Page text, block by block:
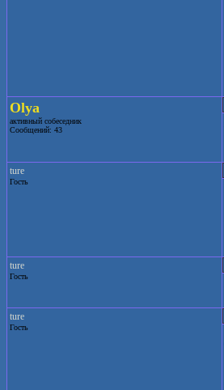
Olya
активный собеседник
Сообщений: 43
ture
Гость
ture
Гость
ture
Гость